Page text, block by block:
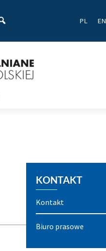
PL EN
KONTAKT
Kontakt
Biuro prasowe